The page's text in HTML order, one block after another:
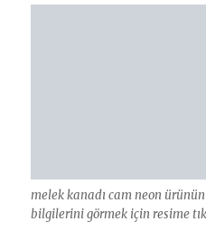
melek kanadı cam neon
bilgilerini görmek için resime